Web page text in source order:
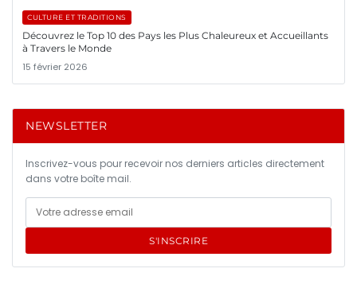
CULTURE ET TRADITIONS
Découvrez le Top 10 des Pays les Plus Chaleureux et Accueillants
à Travers le Monde
15 février 2026
NEWSLETTER
Inscrivez-vous pour recevoir nos derniers articles directement
dans votre boîte mail.
S'INSCRIRE